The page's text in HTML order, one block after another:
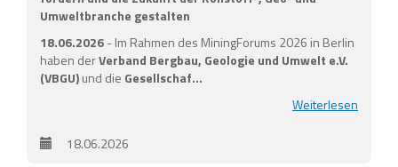
Umweltbranche gestalten
18.06.2026- Im Rahmen des MiningForums 2026 in Berlin
haben derVerband Bergbau, Geologie und Umwelt e.V.
(VBGU)und die Gesellschaf…
Weiterlesen
18.06.2026